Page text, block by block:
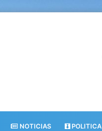
NOTICIAS POLITICA